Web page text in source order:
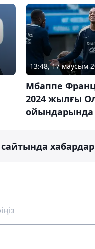
13:48, 17 маусым
Мбаппе
2024 жылғы